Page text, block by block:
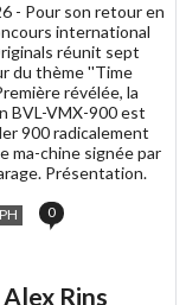
- Pour son retour en
international
réunit sept
du thème ''Time
révélée, la
BVL-VMX-900 est
900 radicalement
ma-chine signée par
Présentation.
0
Rins